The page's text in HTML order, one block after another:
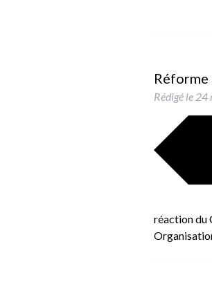
Rédigé le 24
réaction du